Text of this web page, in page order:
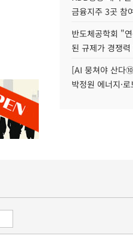
금융지주 3곳 참
반도체공학회 "
된 규제가 경쟁
[AI 뭉쳐야 산다
박정원 에너지·